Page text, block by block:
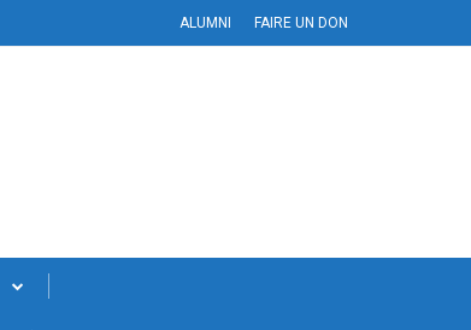
ALUMNI FAIRE UN DON